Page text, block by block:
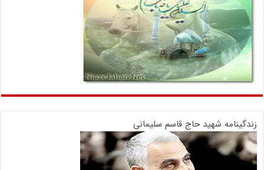
زندگینامه شهید حاج قاسم سلیمانی